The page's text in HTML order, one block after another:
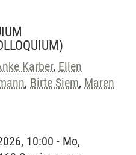
Karber, Ellen
, Birte Siem, Maren
10:00 - Mo,